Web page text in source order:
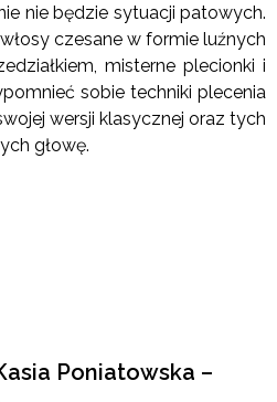
nie będzie sytuacji patowych.
czesane w formie luźnych
misterne plecionki i
sobie techniki plecenia
wersji klasycznej oraz tych
głowę.
Poniatowska –